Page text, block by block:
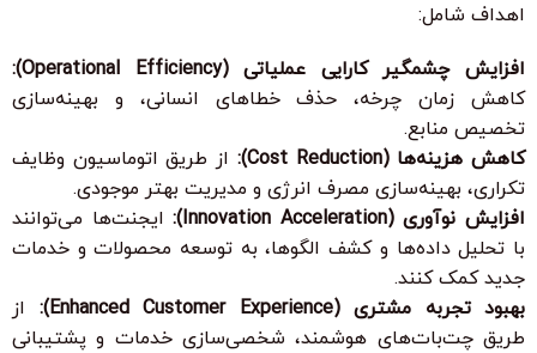
اهداف شامل:
افزایش چشمگیر کارایی عملیاتی (Operational Efficiency):
کاهش زمان چرخه، حذف خطاهای انسانی، و بهینه‌سازی
تخصیص منابع.
کاهش هزینه‌ها (Cost Reduction):
از طریق اتوماسیون وظایف
تکراری، بهینه‌سازی مصرف انرژی و مدیریت بهتر موجودی.
افزایش نوآوری (Innovation Acceleration):
ایجنت‌ها می‌توانند
با تحلیل داده‌ها و کشف الگوها، به توسعه محصولات و خدمات
جدید کمک کنند.
بهبود تجربه مشتری (Enhanced Customer Experience):
از
طریق چت‌بات‌های هوشمند، شخصی‌سازی خدمات و پشتیبانی